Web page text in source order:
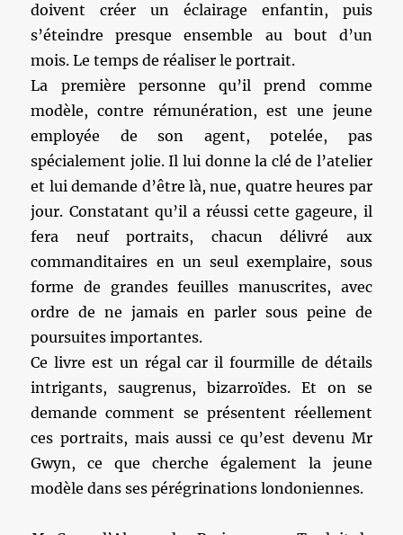
doivent créer un éclairage enfantin, puis
s’éteindre presque ensemble au bout d’un
mois. Le temps de réaliser le portrait.
La première personne qu’il prend comme
modèle, contre rémunération, est une jeune
employée de son agent, potelée, pas
spécialement jolie. Il lui donne la clé de l’atelier
et lui demande d’être là, nue, quatre heures par
jour. Constatant qu’il a réussi cette gageure, il
fera neuf portraits, chacun délivré aux
commanditaires en un seul exemplaire, sous
forme de grandes feuilles manuscrites, avec
ordre de ne jamais en parler sous peine de
poursuites importantes.
Ce livre est un régal car il fourmille de détails
intrigants, saugrenus, bizarroïdes. Et on se
demande comment se présentent réellement
ces portraits, mais aussi ce qu’est devenu Mr
Gwyn, ce que cherche également la jeune
modèle dans ses pérégrinations londoniennes.